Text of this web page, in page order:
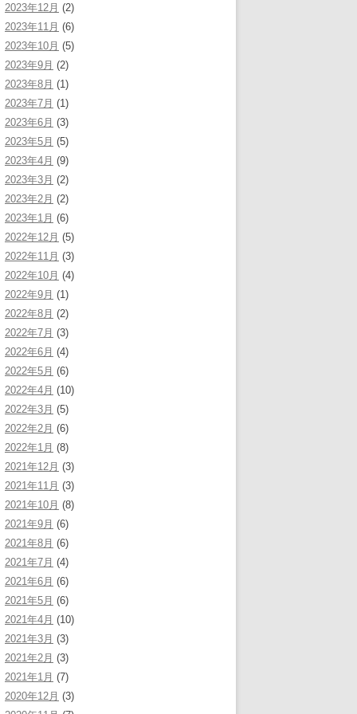
2023年12月 (2)
2023年11月 (6)
2023年10月 (5)
2023年9月 (2)
2023年8月 (1)
2023年7月 (1)
2023年6月 (3)
2023年5月 (5)
2023年4月 (9)
2023年3月 (2)
2023年2月 (2)
2023年1月 (6)
2022年12月 (5)
2022年11月 (3)
2022年10月 (4)
2022年9月 (1)
2022年8月 (2)
2022年7月 (3)
2022年6月 (4)
2022年5月 (6)
2022年4月 (10)
2022年3月 (5)
2022年2月 (6)
2022年1月 (8)
2021年12月 (3)
2021年11月 (3)
2021年10月 (8)
2021年9月 (6)
2021年8月 (6)
2021年7月 (4)
2021年6月 (6)
2021年5月 (6)
2021年4月 (10)
2021年3月 (3)
2021年2月 (3)
2021年1月 (7)
2020年12月 (3)